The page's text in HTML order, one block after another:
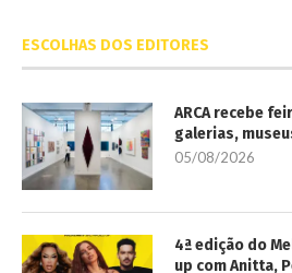
ESCOLHAS DOS EDITORES
ARCA recebe
galerias,
05/08/2026
4ª edição do
up com Anitta,